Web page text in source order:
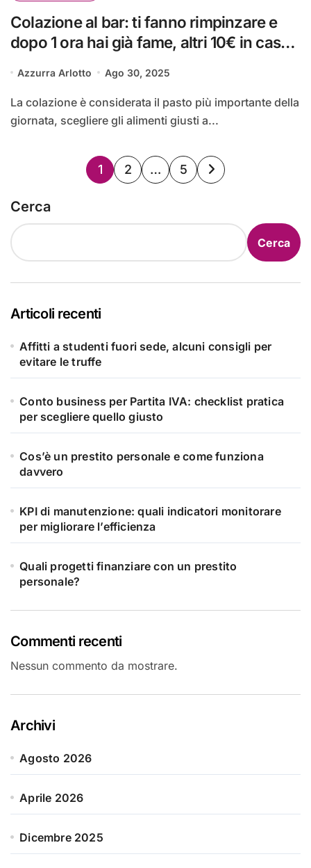
Colazione al bar: ti fanno rimpinzare e
dopo 1 ora hai già fame, altri 10€ in cassa
Azzurra Arlotto Ago 30, 2025
La colazione è considerata il pasto più importante della
giornata, scegliere gli alimenti giusti a...
Paginazione
1 2 … 5
Cerca
Cerca
Articoli recenti
Affitti a studenti fuori sede, alcuni consigli per
evitare le truffe
Conto business per Partita IVA: checklist pratica
per scegliere quello giusto
Cos’è un prestito personale e come funziona
davvero
KPI di manutenzione: quali indicatori monitorare
per migliorare l’efficienza
Quali progetti finanziare con un prestito
personale?
Commenti recenti
Nessun commento da mostrare.
Archivi
Agosto 2026
Aprile 2026
Dicembre 2025